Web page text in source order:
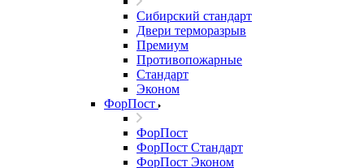
Сибирский стандарт
Двери терморазрыв
Премиум
Противопожарные
Стандарт
Эконом
ФорПост
ФорПост
ФорПост Стандарт
ФорПост Эконом